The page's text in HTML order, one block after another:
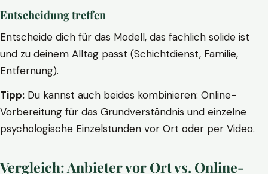
Entscheidung treffen
Entscheide dich für das Modell, das fachlich solide ist
und zu deinem Alltag passt (Schichtdienst, Familie,
Entfernung).
Tipp: Du kannst auch beides kombinieren: Online-
Vorbereitung für das Grundverständnis und einzelne
psychologische Einzelstunden vor Ort oder per Video.
Vergleich: Anbieter vor Ort vs. Online-